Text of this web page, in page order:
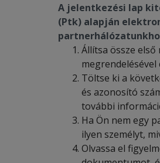
A jelentkezési lap
(Ptk) alapján
Állítsa össze
Töltse ki a
és azonosító
további
Ha Ön nem egy
ilyen személyt,
Olvassa el